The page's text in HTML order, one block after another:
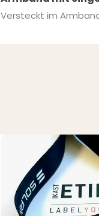
Versteckt im